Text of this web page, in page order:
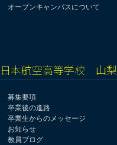
オープンキャンパスについて
日本航空高等学校 山梨
募集要項
卒業後の進路
卒業生からのメッセージ
お知らせ
教員ブログ